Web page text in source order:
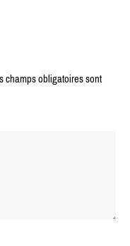
champs obligatoires sont